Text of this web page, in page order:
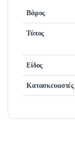
Βάρος
Τύπος
Είδος
Κατασκευαστές